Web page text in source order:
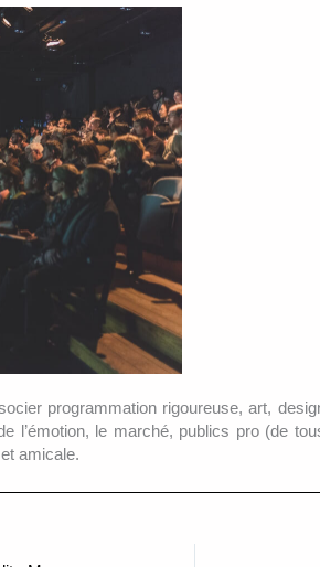
programmation rigoureuse, art,
l’émotion, le marché, publics pro (de
amicale.